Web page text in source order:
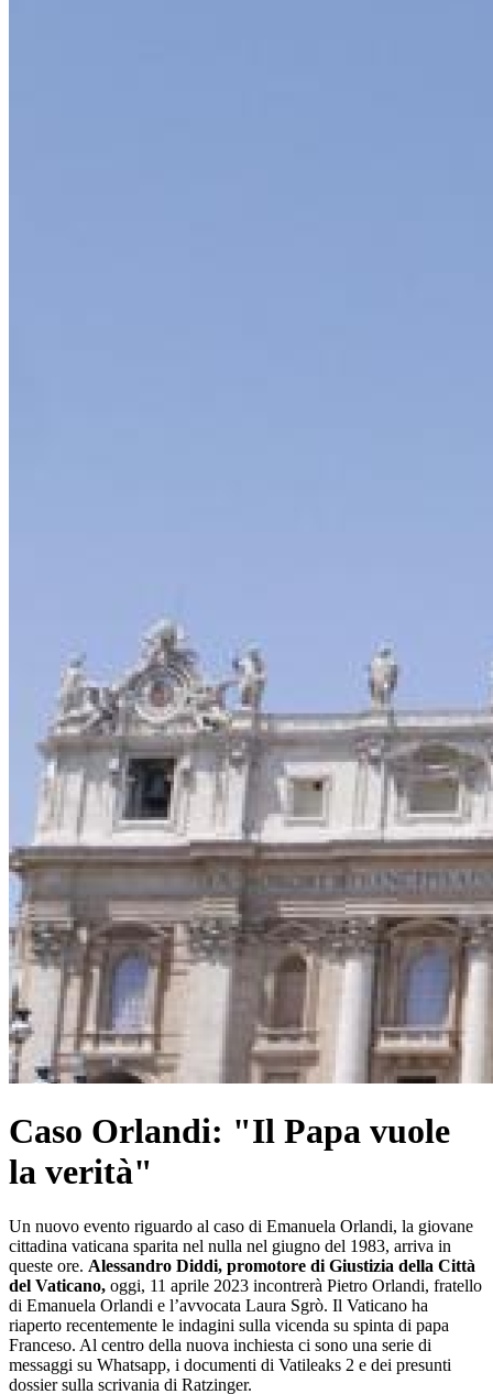
Caso Orlandi: "Il Papa vuole
la verità"
Un nuovo evento riguardo al caso di Emanuela Orlandi, la giovane
cittadina vaticana sparita nel nulla nel giugno del 1983, arriva in
queste ore. Alessandro Diddi, promotore di Giustizia della Città
del Vaticano, oggi, 11 aprile 2023 incontrerà Pietro Orlandi, fratello
di Emanuela Orlandi e l’avvocata Laura Sgrò. Il Vaticano ha
riaperto recentemente le indagini sulla vicenda su spinta di papa
Franceso. Al centro della nuova inchiesta ci sono una serie di
messaggi su Whatsapp, i documenti di Vatileaks 2 e dei presunti
dossier sulla scrivania di Ratzinger.